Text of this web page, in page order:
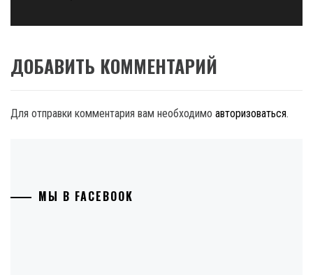
ДОБАВИТЬ КОММЕНТАРИЙ
Для отправки комментария вам необходимо авторизоваться.
МЫ В FACEBOOK